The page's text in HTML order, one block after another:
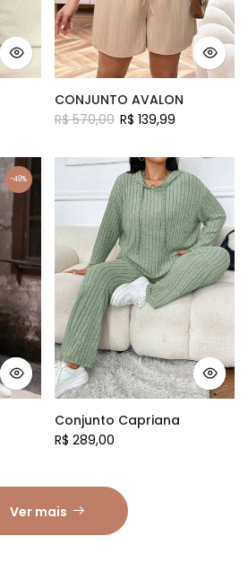
CONJUNTO AVALON
R$ 570,00 R$ 139,99
-49%
Conjunto Capriana
R$ 289,00
Ver mais